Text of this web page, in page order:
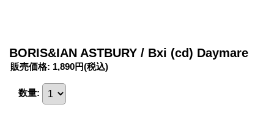
BORIS&IAN ASTBURY / Bxi (cd) Daymare
販売価格: 1,890円(税込)
数量: